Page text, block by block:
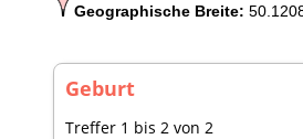
Geographische Breite:
Geburt
Treffer 1 bis 2 von 2